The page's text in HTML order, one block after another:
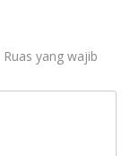
Ruas yang wajib